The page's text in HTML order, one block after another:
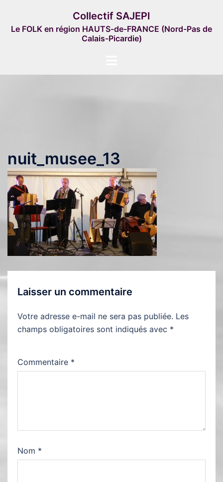
contenu
Collectif SAJEPI
Le FOLK en région HAUTS-de-FRANCE (Nord-Pas de
Calais-Picardie)
nuit_musee_13
Laisser un commentaire
Votre adresse e-mail ne sera pas publiée. Les
champs obligatoires sont indiqués avec *
Commentaire *
Nom *